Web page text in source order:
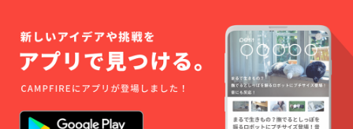
18枚
入った
オリジ
ナル
フォト
です
［講演
リジナ
ルフォ
トブッ
ク］ セ
ブ島の
現地の
子ども
たちの
で
Island
のチー
ムロゴ
が入っ
たもの
となっ
ていま
カー］
縦、横
70mm
で
Island
のチー
ムロゴ
が入っ
きます
(希望者
のみ) ※
ビデオ
メッ
セージ
の提供
方法に